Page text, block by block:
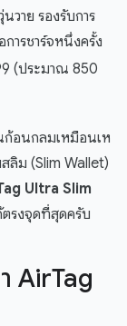
วาย รองรับการ
ารชาร์จหนึ่งครั้ง
(ประมาณ 850
อนกลมเหมือนเห
ลิม (Slim Wallet)
Ultra Slim
รงจุดที่สุดครับ
AirTag